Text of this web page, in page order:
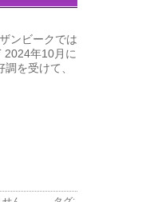
ンビークでは
年10月に
を受けて、